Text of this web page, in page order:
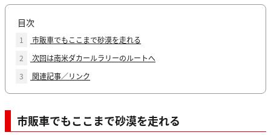
目次
1
市販車でもここまで砂漠を走れる
2
次回は南米ダカールラリーのルートへ
3
関連記事／リンク
市販車でもここまで砂漠を走れる